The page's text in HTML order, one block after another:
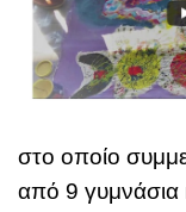
στο οποίο
από 9 γυμνάσια